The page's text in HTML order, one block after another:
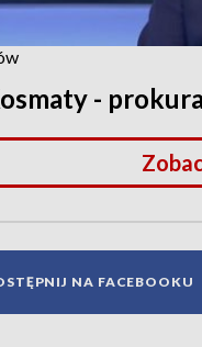
-
NA FACEBOOKU